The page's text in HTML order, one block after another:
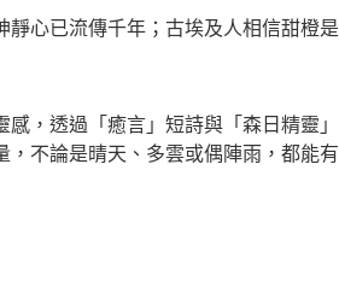
心已流傳千年；古埃及人相信甜橙是
感，透過「癒言」短詩與「森日精靈」
不論是晴天、多雲或偶陣雨，都能有